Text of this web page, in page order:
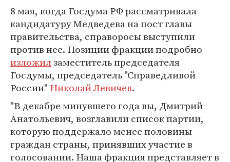
8 мая, когда Госдума РФ рассматривала
кандидатуру Медведева на пост главы
правительства, справоросы выступили
против нее. Позиции фракции подробно
изложилзаместитель председателя
Госдумы, председатель "Справедливой
России" Николай Левичев.
"В декабре минувшего года вы, Дмитрий
Анатольевич, возглавили список партии,
которую поддержало менее половины
граждан страны, принявших участие в
голосовании. Наша фракция представляет в